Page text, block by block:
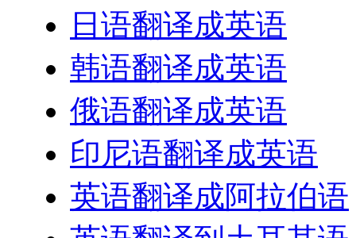
日语翻译成英语
韩语翻译成英语
俄语翻译成英语
印尼语翻译成英语
英语翻译成阿拉伯语